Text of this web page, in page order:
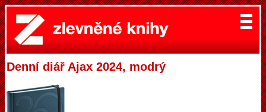
Denní diář Ajax 2024, modrý